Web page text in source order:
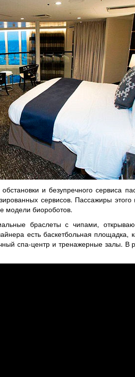
и безупречного сервиса
сервисов. Пассажиры
модели биороботов.
браслеты с чипами,
есть баскетбольная площадка,
спа-центр и тренажерные залы. В